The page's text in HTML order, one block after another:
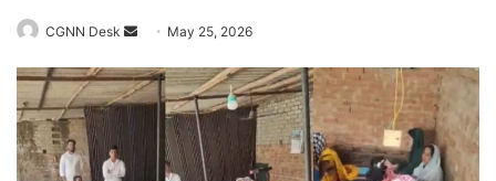
CGNN Desk
n
May 25, 2026